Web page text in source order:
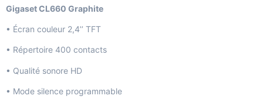
Gigaset CL660 Graphite
• Écran couleur 2,4’’ TFT
• Répertoire 400 contacts
• Qualité sonore HD
• Mode silence programmable